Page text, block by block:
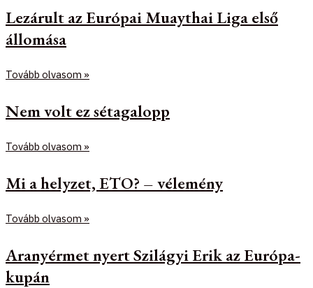
Lezárult az Európai Muaythai Liga első
állomása
Tovább olvasom »
Nem volt ez sétagalopp
Tovább olvasom »
Mi a helyzet, ETO? – vélemény
Tovább olvasom »
Aranyérmet nyert Szilágyi Erik az Európa-
kupán